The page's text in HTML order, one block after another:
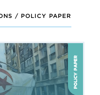
/ POLICY PAPER